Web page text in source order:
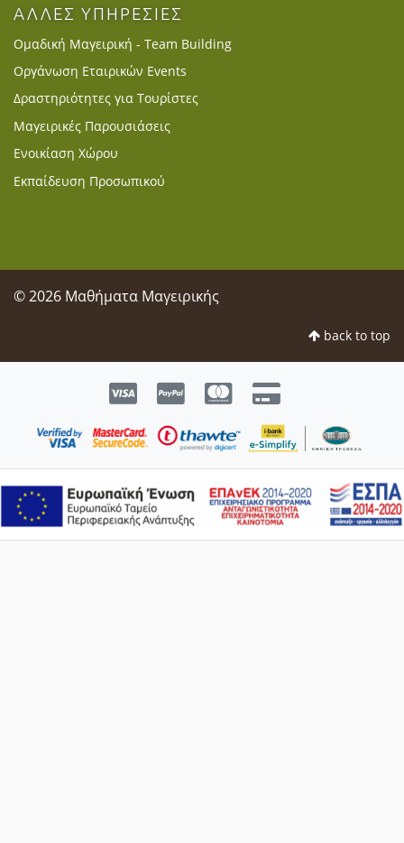
ΑΛΛΕΣ ΥΠΗΡΕΣΙΕΣ
Ομαδική Μαγειρική - Team Building
Οργάνωση Εταιρικών Events
Δραστηριότητες για Τουρίστες
Μαγειρικές Παρουσιάσεις
Ενοικίαση Χώρου
Εκπαίδευση Προσωπικού
© 2026 Μαθήματα Μαγειρικής
back to top